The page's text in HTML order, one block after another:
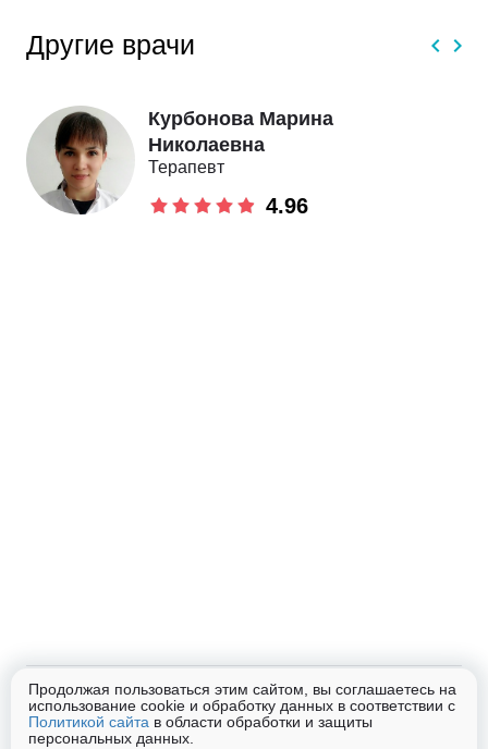
Другие врачи
Курбонова Марина
Николаевна
Терапевт
4.96
Помощь Блог Контакты Список лабораторий
Продолжая пользоваться этим сайтом, вы соглашаетесь на
использование cookie и обработку данных в соответствии с
Политикой сайта в области обработки и защиты
персональных данных.